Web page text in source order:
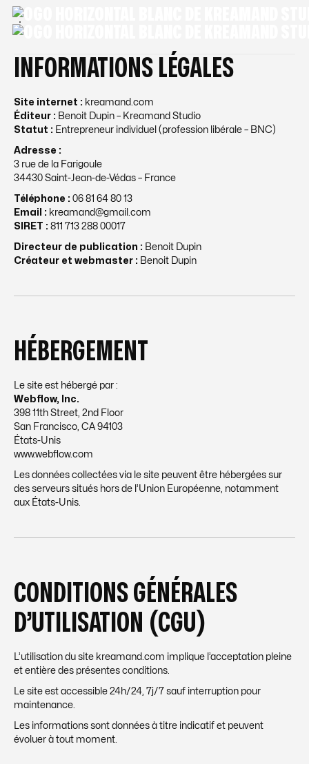
INFORMATIONS LÉGALES
Site internet : kreamand.com
Éditeur : Benoit Dupin – Kreamand Studio
Statut : Entrepreneur individuel (profession libérale – BNC)
Adresse :
3 rue de la Farigoule
34430 Saint-Jean-de-Védas – France
Téléphone : 06 81 64 80 13
Email : kreamand@gmail.com
SIRET : 811 713 288 00017
Directeur de publication : Benoit Dupin
Créateur et webmaster : Benoit Dupin
HÉBERGEMENT
Le site est hébergé par :
Webflow, Inc.
398 11th Street, 2nd Floor
San Francisco, CA 94103
États-Unis
www.webflow.com
Les données collectées via le site peuvent être hébergées sur
des serveurs situés hors de l’Union Européenne, notamment
aux États-Unis.
CONDITIONS GÉNÉRALES
D’UTILISATION (CGU)
L’utilisation du site kreamand.com implique l’acceptation pleine
et entière des présentes conditions.
Le site est accessible 24h/24, 7j/7 sauf interruption pour
maintenance.
Les informations sont données à titre indicatif et peuvent
évoluer à tout moment.